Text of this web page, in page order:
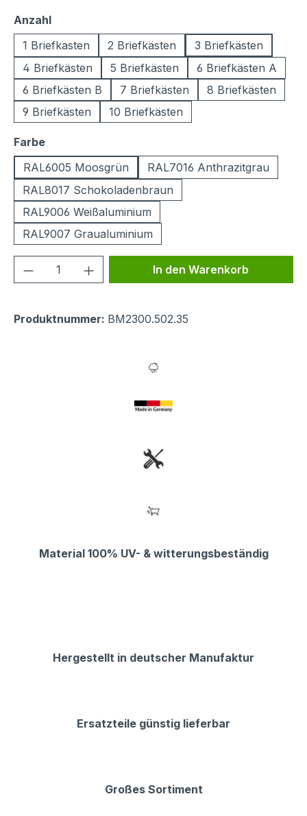
Anzahlauswählen
1 Briefkasten
2 Briefkästen
3 Briefkästen
4 Briefkästen
5 Briefkästen
6 Briefkästen A
6 Briefkästen B
7 Briefkästen
8 Briefkästen
9 Briefkästen
10 Briefkästen
Farbeauswählen
RAL6005 Moosgrün
RAL7016 Anthrazitgrau
RAL8017 Schokoladenbraun
RAL9006 Weißaluminium
RAL9007 Graualuminium
Produkt Anzahl: Gib denIn den Warenkorb
Produktnummer: BM2300.502.35
Material 100% UV- & witterungsbeständig
Hergestellt in deutscher Manufaktur
Ersatzteile günstig lieferbar
Großes Sortiment